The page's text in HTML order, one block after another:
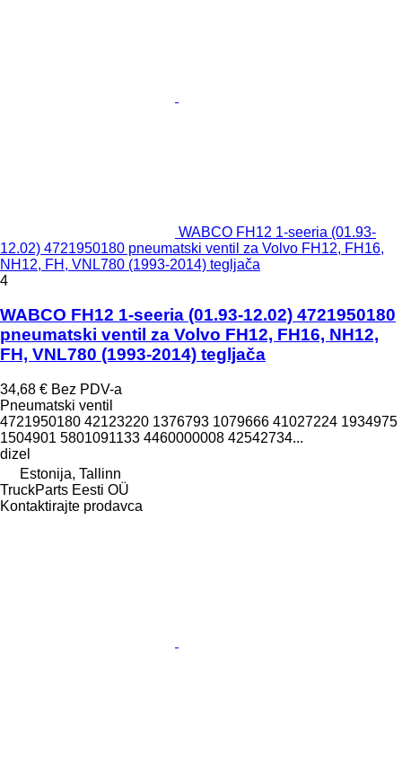
WABCO FH12 1-seeria (01.93-
12.02) 4721950180 pneumatski ventil za Volvo FH12, FH16,
NH12, FH, VNL780 (1993-2014) tegljača
4
WABCO FH12 1-seeria (01.93-12.02) 4721950180
pneumatski ventil za Volvo FH12, FH16, NH12,
FH, VNL780 (1993-2014) tegljača
34,68 € Bez PDV-a
Pneumatski ventil
4721950180 42123220 1376793 1079666 41027224 1934975
1504901 5801091133 4460000008 42542734...
dizel
Estonija, Tallinn
TruckParts Eesti OÜ
Kontaktirajte prodavca